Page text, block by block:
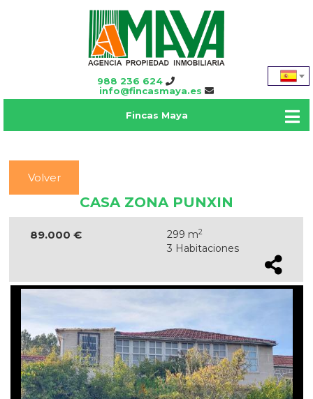
988 236 624
info@fincasmaya.es
Fincas Maya
Volver
CASA ZONA PUNXIN
89.000 € 299 m2
3 Habitaciones